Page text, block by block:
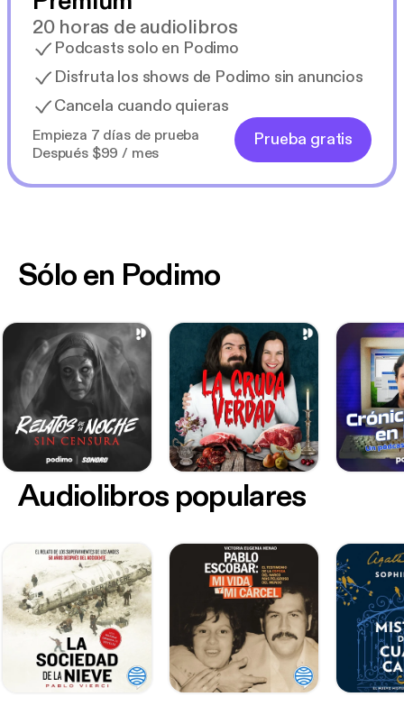
20 horas de audiolibros
Podcasts solo en Podimo
Disfruta los shows de Podimo sin anuncios
Cancela cuando quieras
Empieza 7 días de prueba
Después $99 / mes
Prueba gratis
Sólo en Podimo
Audiolibros populares